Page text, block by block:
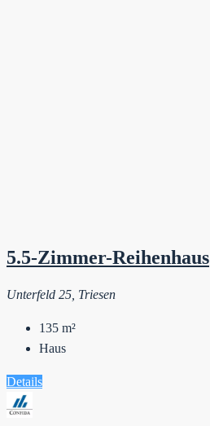
5.5-Zimmer-Reihenhaus
Unterfeld 25, Triesen
135 m²
Haus
Details